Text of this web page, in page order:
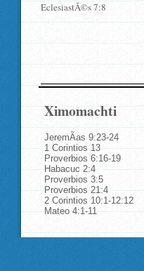
EclesiastÃ©s 7:8
Ximomachti
JeremÃ­as 9:23-24
1 Corintios 13
Proverbios 6:16-19
Habacuc 2:4
Proverbios 3:5
Proverbios 21:4
2 Corintios 10:1-12:12
Mateo 4:1-11